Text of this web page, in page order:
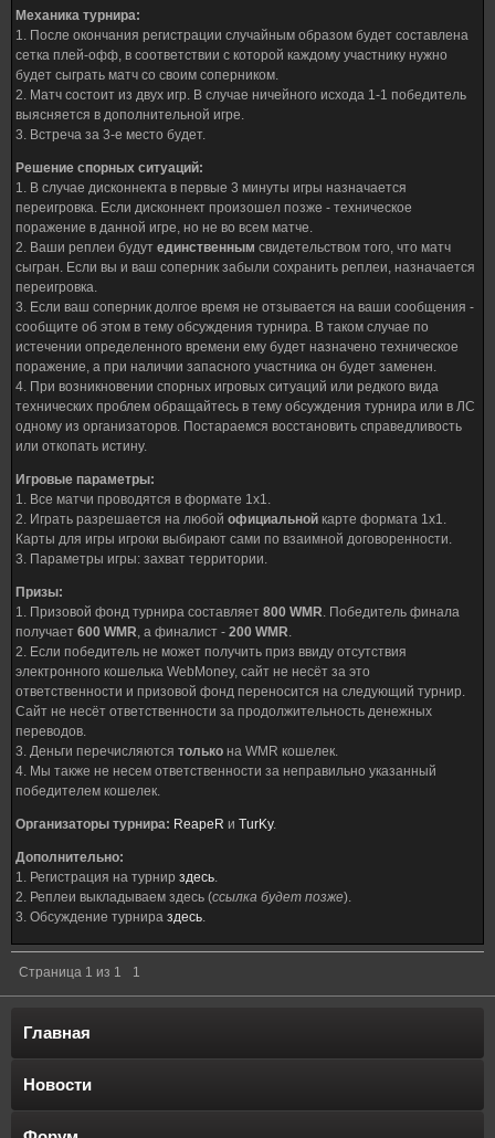
Механика турнира:
1. После окончания регистрации случайным образом будет составлена
сетка плей-офф, в соответствии с которой каждому участнику нужно
будет сыграть матч со своим соперником.
2. Матч состоит из двух игр. В случае ничейного исхода 1-1 победитель
выясняется в дополнительной игре.
3. Встреча за 3-е место будет.
Решение спорных ситуаций:
1. В случае дисконнекта в первые 3 минуты игры назначается
переигровка. Если дисконнект произошел позже - техническое
поражение в данной игре, но не во всем матче.
2. Ваши реплеи будут единственным свидетельством того, что матч
сыгран. Если вы и ваш соперник забыли сохранить реплеи, назначается
переигровка.
3. Если ваш соперник долгое время не отзывается на ваши сообщения -
сообщите об этом в тему обсуждения турнира. В таком случае по
истечении определенного времени ему будет назначено техническое
поражение, а при наличии запасного участника он будет заменен.
4. При возникновении спорных игровых ситуаций или редкого вида
технических проблем обращайтесь в тему обсуждения турнира или в ЛС
одному из организаторов. Постараемся восстановить справедливость
или откопать истину.
Игровые параметры:
1. Все матчи проводятся в формате 1х1.
2. Играть разрешается на любой официальной карте формата 1х1.
Карты для игры игроки выбирают сами по взаимной договоренности.
3. Параметры игры: захват территории.
Призы:
1. Призовой фонд турнира составляет 800 WMR. Победитель финала
получает 600 WMR, а финалист - 200 WMR.
2. Если победитель не может получить приз ввиду отсутствия
электронного кошелька WebMoney, сайт не несёт за это
ответственности и призовой фонд переносится на следующий турнир.
Сайт не несёт ответственности за продолжительность денежных
переводов.
3. Деньги перечисляются только на WMR кошелек.
4. Мы также не несем ответственности за неправильно указанный
победителем кошелек.
Организаторы турнира: ReapeR и TurKy.
Дополнительно:
1. Регистрация на турнир здесь.
2. Реплеи выкладываем здесь (ссылка будет позже).
3. Обсуждение турнира здесь.
Страница 1 из 1 1
Главная
Новости